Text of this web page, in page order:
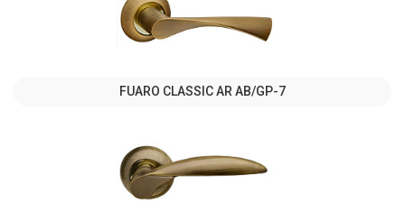
FUARO CLASSIC AR AB/GP-7